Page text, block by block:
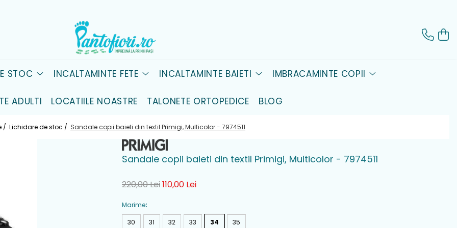
STOC INCALTAMINTE FETE INCALTAMINTE BAIETI IMBRACAMINTE COPII
ADULTI LOCATIILE NOASTRE TALONETE ORTOPEDICE BLOG
/ Lichidare de stoc / Sandale copii baieti din textil Primigi, Multicolor - 7974511
Sandale copii baieti din textil Primigi, Multicolor - 7974511
220,00 Lei110,00 Lei
Marime:
30
31 32 33 34 35